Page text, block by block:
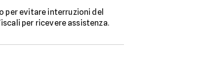
per evitare interruzioni del
per ricevere assistenza.